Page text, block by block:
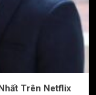
Trên Netflix